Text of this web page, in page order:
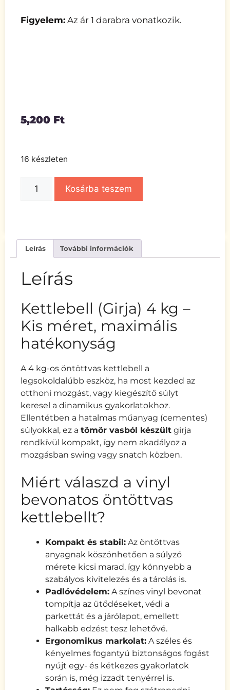
Figyelem: Az ár 1 darabra vonatkozik.
5,200 Ft
16 készleten
Kosárba teszem
Leírás További információk
Leírás
Kettlebell (Girja) 4 kg –
Kis méret, maximális
hatékonyság
A 4 kg-os öntöttvas kettlebell a
legsokoldalúbb eszköz, ha most kezded az
otthoni mozgást, vagy kiegészítő súlyt
keresel a dinamikus gyakorlatokhoz.
Ellentétben a hatalmas műanyag (cementes)
súlyokkal, ez a tömör vasból készült girja
rendkívül kompakt, így nem akadályoz a
mozgásban swing vagy snatch közben.
Miért válaszd a vinyl
bevonatos öntöttvas
kettlebellt?
Kompakt és stabil: Az öntöttvas
anyagnak köszönhetően a súlyzó
mérete kicsi marad, így könnyebb a
szabályos kivitelezés és a tárolás is.
Padlóvédelem: A színes vinyl bevonat
tompítja az ütődéseket, védi a
parkettát és a járólapot, emellett
halkabb edzést tesz lehetővé.
Ergonomikus markolat: A széles és
kényelmes fogantyú biztonságos fogást
nyújt egy- és kétkezes gyakorlatok
során is, még izzadt tenyérrel is.